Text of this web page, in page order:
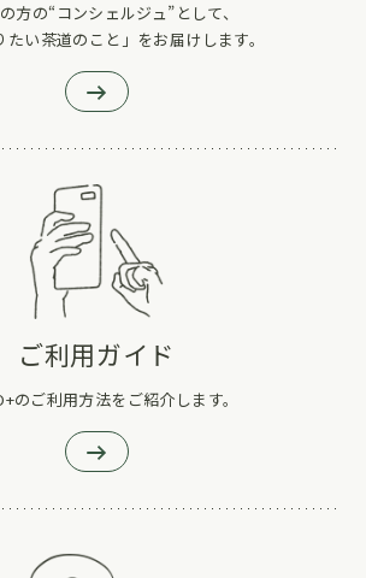
方の“コンシェルジュ”として、
たい茶道のこと」をお届けします。
ご利用ガイド
のご利用方法をご紹介します。